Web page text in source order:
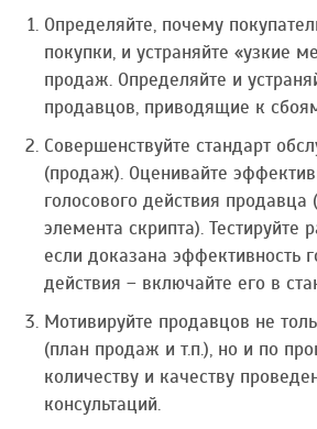
Определяйте, почему
покупки, и устраняйте «узкие
продаж. Определяйте и
продавцов, приводящие к
Совершенствуйте стандарт
(продаж). Оценивайте
голосового действия продавца
элемента скрипта). Тестируйте
если доказана эффективность
действия – включайте его в
Мотивируйте продавцов не
(план продаж и т.п.), но и по
количеству и качеству
консультаций.